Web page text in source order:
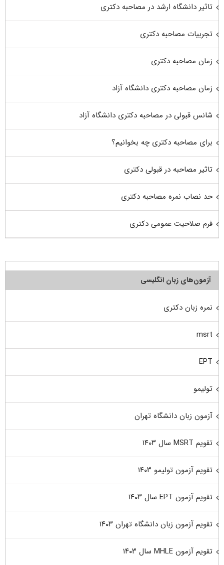
تاثیر دانشگاه ارشد در مصاحبه دکتری
تجربیات مصاحبه دکتری
زمان مصاحبه دکتری
زمان مصاحبه دکتری دانشگاه آزاد
شانس قبولی در مصاحبه دکتری دانشگاه آزاد
برای مصاحبه دکتری چه بخوانیم؟
تاثیر مصاحبه در قبولی دکتری
حد نصاب نمره مصاحبه دکتری
فرم صلاحیت عمومی دکتری
آزمون‌های زبان انگلیسی
نمره زبان دکتری
msrt
EPT
تولیمو
آزمون زبان دانشگاه تهران
تقویم MSRT سال ۱۴۰۳
تقویم آزمون تولیمو ۱۴۰۳
تقویم آزمون EPT سال ۱۴۰۳
تقویم آزمون زبان دانشگاه تهران ۱۴۰۳
تقویم آزمون MHLE سال ۱۴۰۳